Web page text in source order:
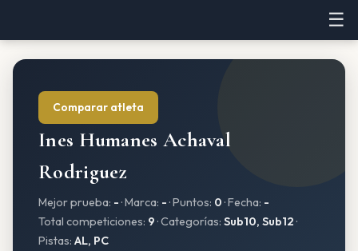
☰
Comparar atleta
Ines Humanes Achaval
Rodriguez
Mejor prueba: - · Marca: - · Puntos: 0 · Fecha: -
Total competiciones: 9 · Categorías: Sub10, Sub12 ·
Pistas: AL, PC